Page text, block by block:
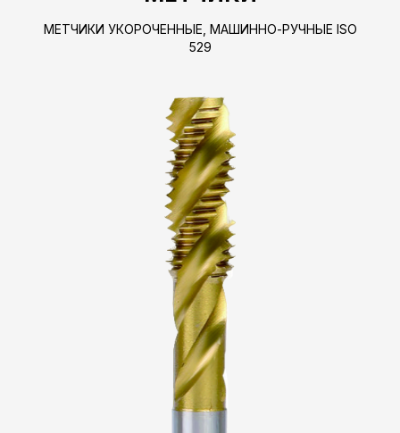
МЕТЧИКИ УКОРОЧЕННЫЕ, МАШИННО-РУЧНЫЕ ISO
529